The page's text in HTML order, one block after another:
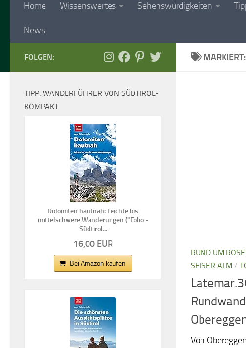
Home Wissenswertes Sehenswürdigkeiten
News
MARKIERT:
RUND UM
SEISER ALM /
Von
FOLGEN:
TIPP: WANDERFÜHRER VON SÜDTIROL-
KOMPAKT
Dolomiten hautnah: Leichte bis
mittelschwere Wanderungen ("Folio -
Südtirol...
16,00 EUR
Bei Amazon kaufen